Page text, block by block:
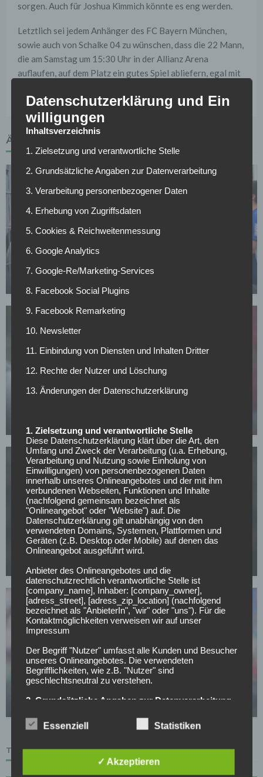
sorgen. Auch für Joshua Kimmich könnte es eng werden.
Letztlich sei jedem Anhänger des FC Bayern München,
sowie auch von Schalke 04 zu wünschen, dass die 22 Mann,
die am Samstag um 15:30 Uhr in der Allianz Arena
auflaufen, auf dem Platz ein gutes Spiel abliefern, egal mit
ÄHNLICHE ARTIKEL
FC SCHALKE 04
Schalke verleiht Torwart nach Norwegen
All or Nothing: Hearts & Schwolow greifen nach
FC BAYERN MÜNCHEN
CL-Sieg und dann weg? PSG-Star im Visier von
europäischen Topklubs
FC SCHALKE 04
Offiziell: Schalke verlängert langfristig mit
Vereinslegende
TABELLE
Datenschutzerklärung und Ein
willigungen
Inhaltsverzeichnis
1. Zielsetzung und verantwortliche Stelle
2. Grundsätzliche Angaben zur Datenverarbeitung
3. Verarbeitung personenbezogener Daten
4. Erhebung von Zugriffsdaten
5. Cookies & Reichweitenmessung
6. Google Analytics
7. Google-Re/Marketing-Services
8. Facebook Social Plugins
9. Facebook Remarketing
10. Newsletter
11. Einbindung von Diensten und Inhalten Dritter
12. Rechte der Nutzer und Löschung
13. Änderungen der Datenschutzerklärung
1. Zielsetzung und verantwortliche Stelle
Diese Datenschutzerklärung klärt über die Art, den
Umfang und Zweck der Verarbeitung (u.a. Erhebung,
Verarbeitung und Nutzung sowie Einholung von
Einwilligungen) von personenbezogenen Daten
innerhalb unseres Onlineangebotes und der mit ihm
verbundenen Webseiten, Funktionen und Inhalte
(nachfolgend gemeinsam bezeichnet als
"Onlineangebot" oder "Website") auf. Die
Datenschutzerklärung gilt unabhängig von den
verwendeten Domains, Systemen, Plattformen und
Geräten (z.B. Desktop oder Mobile) auf denen das
Onlineangebot ausgeführt wird.
Anbieter des Onlineangebotes und die
datenschutzrechtlich verantwortliche Stelle ist
[company_name], Inhaber: [company_owner],
[adress_street], [adress_zip_location] (nachfolgend
bezeichnet als "AnbieterIn", "wir" oder "uns"). Für die
Kontaktmöglichkeiten verweisen wir auf unser
Impressum
Der Begriff "Nutzer" umfasst alle Kunden und Besucher
unseres Onlineangebotes. Die verwendeten
Begrifflichkeiten, wie z.B. "Nutzer" sind
geschlechtsneutral zu verstehen.
2. Grundsätzliche Angaben zur Datenverarbeitung
nur unter Einhaltung der einschlägigen
Datenschutzbestimmungen entsprechend den
Datenvermeidung. Das bedeutet die Daten der Nutzer
werden nur beim Vorliegen einer gesetzlichen
Erlaubnis, insbesondere wenn die Daten zur
Essenziell Statistiken
✓ Akzeptieren